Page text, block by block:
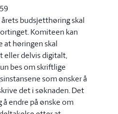
budsjetthøring skal
Komiteen kan
høringen skal
eller delvis digitalt,
bes om skriftlige
som ønsker å
det i søknaden. Det
endre på ønske om